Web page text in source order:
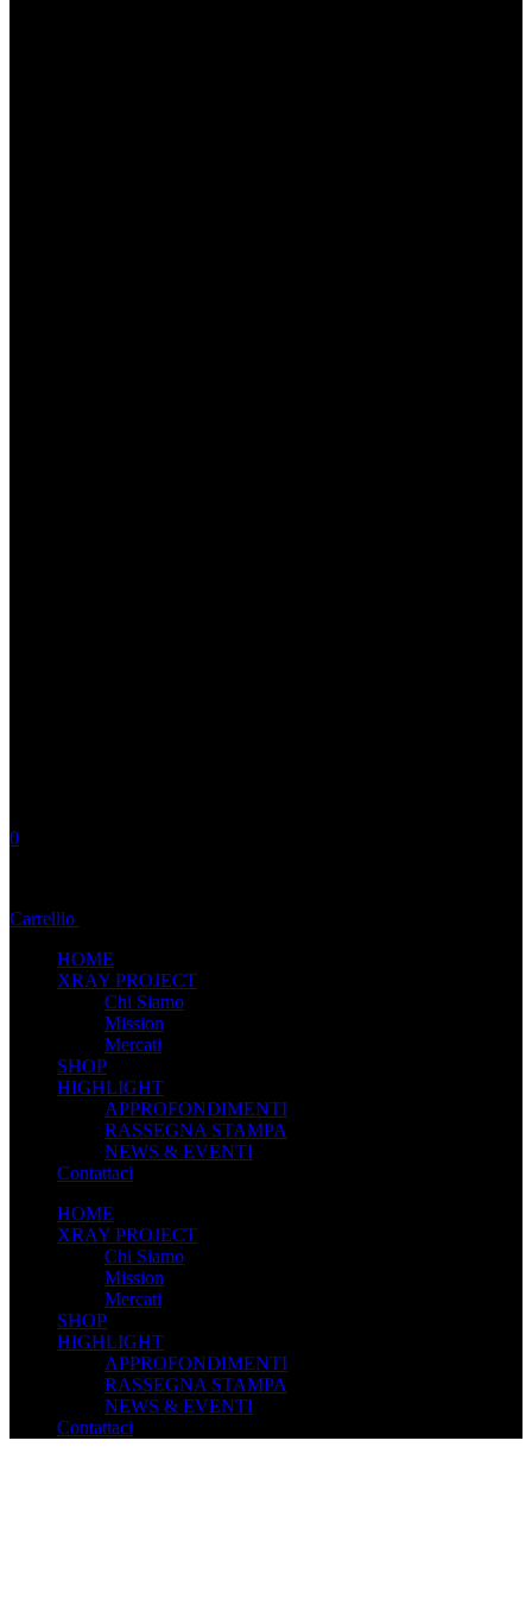
0
Carrelllo
HOME
XRAY PROJECT
Chi Siamo
Mission
Mercati
SHOP
HIGHLIGHT
APPROFONDIMENTI
RASSEGNA STAMPA
NEWS & EVENTI
Contattaci
HOME
XRAY PROJECT
Chi Siamo
Mission
Mercati
SHOP
HIGHLIGHT
APPROFONDIMENTI
RASSEGNA STAMPA
NEWS & EVENTI
Contattaci